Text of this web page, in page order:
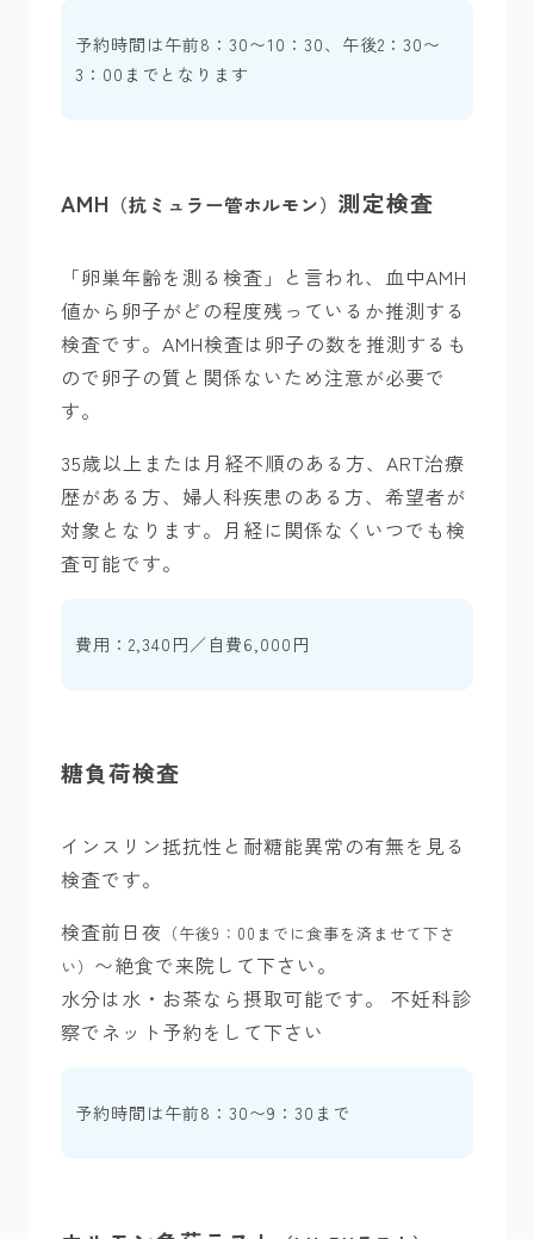
予約時間は午前8：30〜10：30、午後2：30〜
3：00までとなります
AMH （抗ミュラー管ホルモン）測定検査
「卵巣年齢を測る検査」と言われ、血中AMH
値から卵子がどの程度残っているか推測する
検査です。AMH検査は卵子の数を推測するも
ので卵子の質と関係ないため注意が必要で
す。
35歳以上または月経不順のある方、ART治療
歴がある方、婦人科疾患のある方、希望者が
対象となります。月経に関係なくいつでも検
査可能です。
費用：2,340円／自費6,000円
糖負荷検査
インスリン抵抗性と耐糖能異常の有無を見る
検査です。
検査前日夜 （午後9：00までに食事を済ませて下さ
い） 〜絶食で来院して下さい。
水分は水・お茶なら摂取可能です。 不妊科診
察でネット予約をして下さい
予約時間は午前8：30〜9：30まで